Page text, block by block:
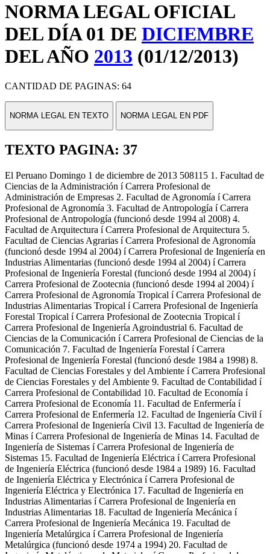
NORMA LEGAL OFICIAL
DEL DÍA 01 DE DICIEMBRE
DEL AÑO 2013 (01/12/2013)
CANTIDAD DE PAGINAS: 64
NORMA LEGAL EN TEXTO NORMA LEGAL EN PDF
TEXTO PAGINA: 37
El Peruano Domingo 1 de diciembre de 2013 508115 1. Facultad de
Ciencias de la Administración í Carrera Profesional de
Administración de Empresas 2. Facultad de Agronomía í Carrera
Profesional de Agronomía 3. Facultad de Antropología í Carrera
Profesional de Antropología (funcionó desde 1994 al 2008) 4.
Facultad de Arquitectura í Carrera Profesional de Arquitectura 5.
Facultad de Ciencias Agrarias í Carrera Profesional de Agronomía
(funcionó desde 1994 al 2004) í Carrera Profesional de Ingeniería en
Industrias Alimentarias (funcionó desde 1994 al 2004) í Carrera
Profesional de Ingeniería Forestal (funcionó desde 1994 al 2004) í
Carrera Profesional de Zootecnia (funcionó desde 1994 al 2004) í
Carrera Profesional de Agronomía Tropical í Carrera Profesional de
Industrias Alimentarias Tropical í Carrera Profesional de Ingeniería
Forestal Tropical í Carrera Profesional de Zootecnia Tropical í
Carrera Profesional de Ingeniería Agroindustrial 6. Facultad de
Ciencias de la Comunicación í Carrera Profesional de Ciencias de la
Comunicación 7. Facultad de Ingeniería Forestal í Carrera
Profesional de Ingeniería Forestal (funcionó desde 1984 a 1998) 8.
Facultad de Ciencias Forestales y del Ambiente í Carrera Profesional
de Ciencias Forestales y del Ambiente 9. Facultad de Contabilidad í
Carrera Profesional de Contabilidad 10. Facultad de Economía í
Carrera Profesional de Economía 11. Facultad de Enfermería í
Carrera Profesional de Enfermería 12. Facultad de Ingeniería Civil í
Carrera Profesional de Ingeniería Civil 13. Facultad de Ingeniería de
Minas í Carrera Profesional de Ingeniería de Minas 14. Facultad de
Ingeniería de Sistemas í Carrera Profesional de Ingeniería de
Sistemas 15. Facultad de Ingeniería Eléctrica í Carrera Profesional
de Ingeniería Eléctrica (funcionó desde 1984 a 1989) 16. Facultad
de Ingeniería Eléctrica y Electrónica í Carrera Profesional de
Ingeniería Eléctrica y Electrónica 17. Facultad de Ingeniería en
Industrias Alimentarias í Carrera Profesional de Ingeniería en
Industrias Alimentarias 18. Facultad de Ingeniería Mecánica í
Carrera Profesional de Ingeniería Mecánica 19. Facultad de
Ingeniería Metalúrgica í Carrera Profesional de Ingeniería
Metalúrgica (funcionó desde 1974 a 1994) 20. Facultad de